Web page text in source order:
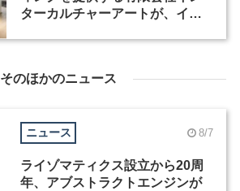
ターカルチャーアートが、イン
そのほかのニュース
ニュース 8/7
ライゾマティクス設立から20周
年、アブストラクトエンジンが